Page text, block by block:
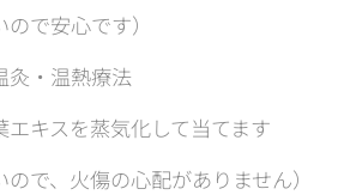
で安心です）
灸・温熱療法
キスを蒸気化して当てます
で、火傷の心配がありません）